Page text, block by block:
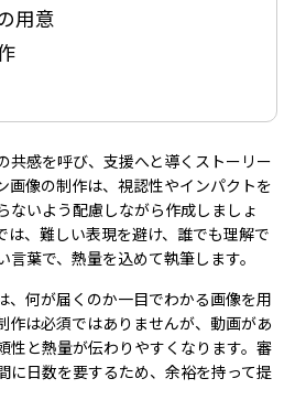
用意
共感を呼び、支援へと導くストーリー
画像の制作は、視認性やインパクトを
ないよう配慮しながら作成しましょ
は、難しい表現を避け、誰でも理解で
葉で、熱量を込めて執筆します。
、何が届くのか一目でわかる画像を用
作は必須ではありませんが、動画があ
性と熱量が伝わりやすくなります。審
に日数を要するため、余裕を持って提